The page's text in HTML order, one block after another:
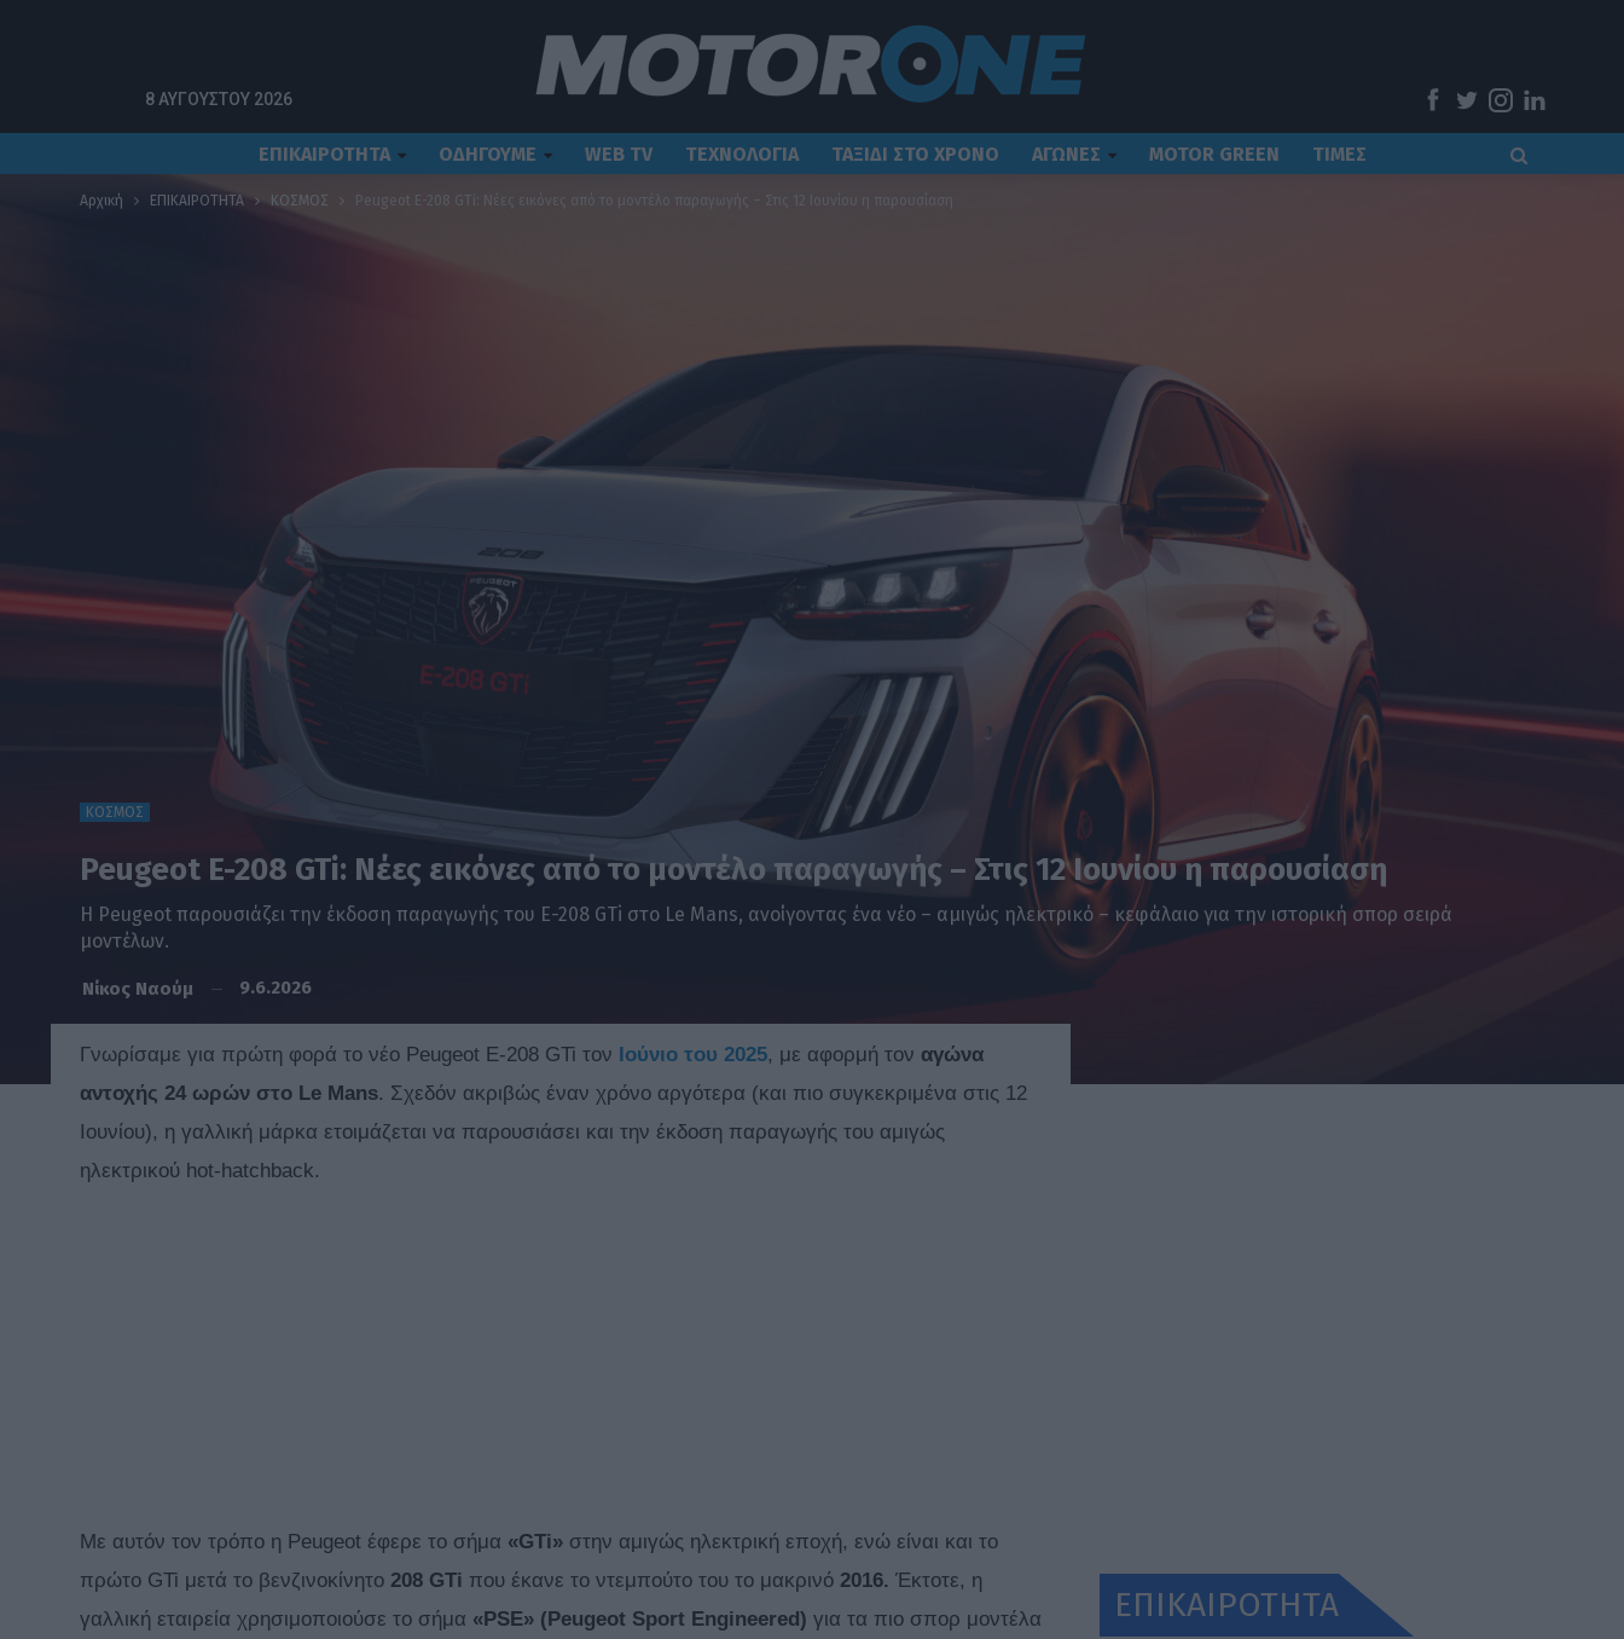
8 ΑΥΓΟΎΣΤΟΥ 2026
ΕΠΙΚΑΙΡΟΤΗΤΑ ΟΔΗΓΟΥΜΕ WEB TV ΤΕΧΝΟΛΟΓΙΑ ΤΑΞΙΔΙ ΣΤΟ ΧΡΟΝΟ ΑΓΩΝΕΣ MOTOR GREEN ΤΙΜΕΣ
Αρχική ΕΠΙΚΑΙΡΟΤΗΤΑ ΚΟΣΜΟΣ Peugeot E-208 GTi: Νέες εικόνες από το μοντέλο παραγωγής – Στις 12 Ιουνίου η παρουσίαση
ΚΟΣΜΟΣ
Peugeot E-208 GTi: Νέες εικόνες από το μοντέλο παραγωγής – Στις 12 Ιουνίου η παρουσίαση
Η Peugeot παρουσιάζει την έκδοση παραγωγής του E-208 GTi στο Le Mans, ανοίγοντας ένα νέο – αμιγώς ηλεκτρικό – κεφάλαιο για την ιστορική σπορ σειρά
μοντέλων.
Νίκος Ναούμ 9.6.2026
Γνωρίσαμε για πρώτη φορά το νέο Peugeot E-208 GTi τον Ιούνιο του 2025, με αφορμή τον αγώνα
αντοχής 24 ωρών στο Le Mans. Σχεδόν ακριβώς έναν χρόνο αργότερα (και πιο συγκεκριμένα στις 12
Ιουνίου), η γαλλική μάρκα ετοιμάζεται να παρουσιάσει και την έκδοση παραγωγής του αμιγώς
ηλεκτρικού hot-hatchback.
Με αυτόν τον τρόπο η Peugeot έφερε το σήμα «GTi» στην αμιγώς ηλεκτρική εποχή, ενώ είναι και το
πρώτο GTi μετά το βενζινοκίνητο 208 GTi που έκανε το ντεμπούτο του το μακρινό 2016. Έκτοτε, η
γαλλική εταιρεία χρησιμοποιούσε το σήμα «PSE» (Peugeot Sport Engineered) για τα πιο σπορ μοντέλα
ΕΠΙΚΑΙΡΟΤΗΤΑ